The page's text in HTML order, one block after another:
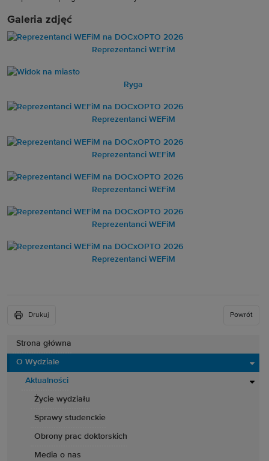
Strona główna
O Wydziale
Aktualności
Życie wydziału
Sprawy studenckie
Obrony prac doktorskich
Media o nas
Galeria zdjęć
Reprezentanci WEFiM
Ryga
Reprezentanci WEFiM
Reprezentanci WEFiM
Reprezentanci WEFiM
Reprezentanci WEFiM
Reprezentanci WEFiM
Drukuj Powrót